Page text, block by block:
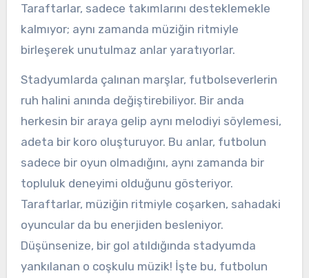
Taraftarlar, sadece takımlarını desteklemekle
kalmıyor; aynı zamanda müziğin ritmiyle
birleşerek unutulmaz anlar yaratıyorlar.
Stadyumlarda çalınan marşlar, futbolseverlerin
ruh halini anında değiştirebiliyor. Bir anda
herkesin bir araya gelip aynı melodiyi söylemesi,
adeta bir koro oluşturuyor. Bu anlar, futbolun
sadece bir oyun olmadığını, aynı zamanda bir
topluluk deneyimi olduğunu gösteriyor.
Taraftarlar, müziğin ritmiyle coşarken, sahadaki
oyuncular da bu enerjiden besleniyor.
Düşünsenize, bir gol atıldığında stadyumda
yankılanan o coşkulu müzik! İşte bu, futbolun